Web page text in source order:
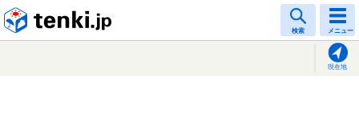
検索 メニュー
現在地